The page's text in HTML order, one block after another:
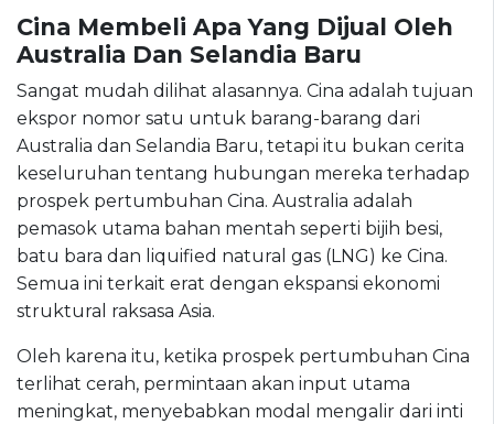
Cina Membeli Apa Yang Dijual Oleh
Australia Dan Selandia Baru
Sangat mudah dilihat alasannya. Cina adalah tujuan
ekspor nomor satu untuk barang-barang dari
Australia dan Selandia Baru, tetapi itu bukan cerita
keseluruhan tentang hubungan mereka terhadap
prospek pertumbuhan Cina. Australia adalah
pemasok utama bahan mentah seperti bijih besi,
batu bara dan liquified natural gas (LNG) ke Cina.
Semua ini terkait erat dengan ekspansi ekonomi
struktural raksasa Asia.
Oleh karena itu, ketika prospek pertumbuhan Cina
terlihat cerah, permintaan akan input utama
meningkat, menyebabkan modal mengalir dari inti